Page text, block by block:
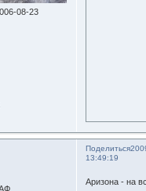
08-23
Поделиться
13:49:19
Аризона - на